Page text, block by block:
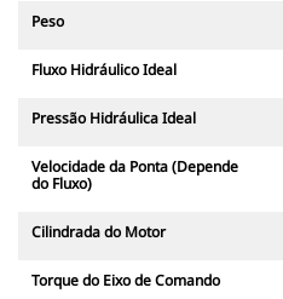
Peso
Fluxo Hidráulico Ideal
Pressão Hidráulica Ideal
Velocidade da Ponta (Depende
do Fluxo)
Cilindrada do Motor
Torque do Eixo de Comando